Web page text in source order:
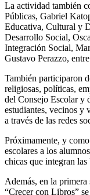
La actividad también
Públicas, Gabriel
Educativa, Cultural y
Desarrollo Social,
Integración Social,
Gustavo Perazzo,
También participaron
religiosas, políticas,
del Consejo Escolar y
estudiantes, vecinos y
a través de las redes
Próximamente, y
escolares a los
chicas que integran
Además, en la primera
“Crecer con Libros”